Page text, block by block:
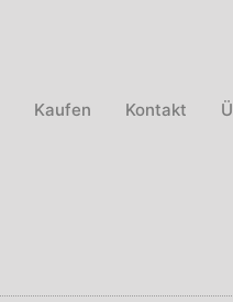
Kaufen Kontakt